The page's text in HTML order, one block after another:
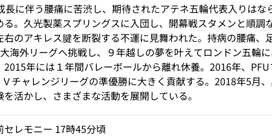
に伴う腰痛に苦渋し、期待されたアテネ五輪代表入りは
。久光製薬スプリングスに入団し、開幕戦スタメンと順調
のアキレス腱を断裂する不運に見舞われた。持病の腰痛、
海外リーグへ挑戦し、９年越しの夢を叶えてロンドン五輪
年には１年間バレーボールから離れ休養。2016年、
チャレンジリーグの準優勝に大きく貢献する。2018年5月
活かし、さまざまな活動を展開している。
セレモニー 17時45分頃